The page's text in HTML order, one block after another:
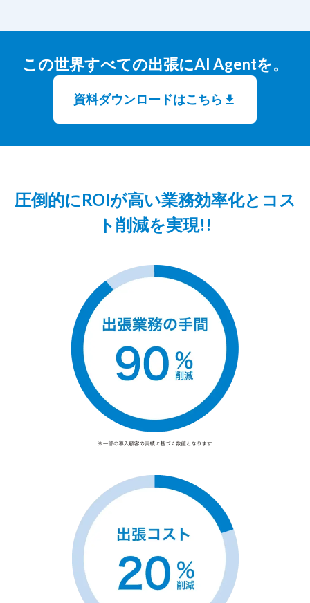
この世界すべての出張にAI Agentを。
資料ダウンロードはこちら
圧倒的にROIが高い業務効率化とコス
ト削減を実現!!